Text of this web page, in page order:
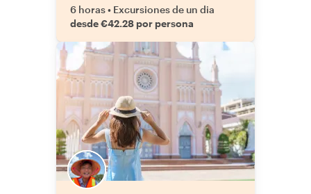
6 horas• Excursiones de un dia
desde €42.28 por persona